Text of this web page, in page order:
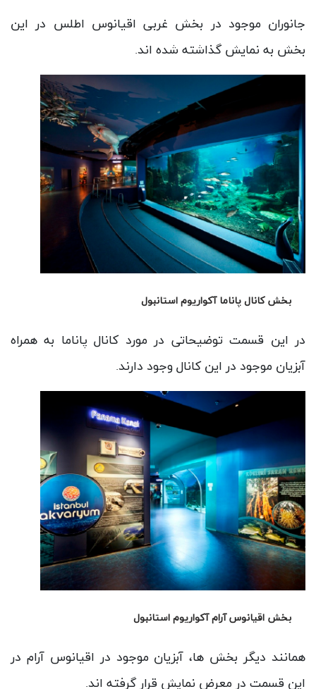
بخش غرب اقیانوس اطلس آکواریوم استانبول
جانوران موجود در بخش غربی اقیانوس اطلس در این
بخش به نمایش گذاشته شده اند.
بخش کانال پاناما آکواریوم استانبول
در این قسمت توضیحاتی در مورد کانال پاناما به همراه
آبزیان موجود در این کانال وجود دارند.